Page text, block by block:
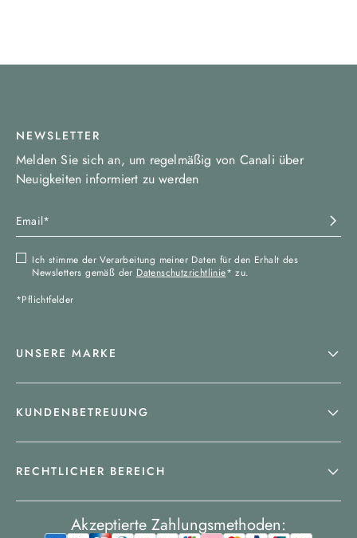
NEWSLETTER
Melden Sie sich an, um regelmäßig von Canali über
Neuigkeiten informiert zu werden
Ich stimme der Verarbeitung meiner Daten für den Erhalt des
Newsletters gemäß der Datenschutzrichtlinie* zu.
*Pflichtfelder
UNSERE MARKE
KUNDENBETREUUNG
RECHTLICHER BEREICH
Akzeptierte Zahlungsmethoden: